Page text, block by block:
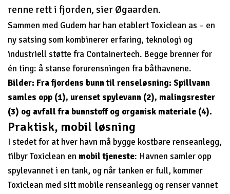
renne rett i fjorden, sier Øgaarden.
Sammen med Gudem har han etablert Toxiclean as – en
ny satsing som kombinerer erfaring, teknologi og
industriell støtte fra Containertech. Begge brenner for
én ting: å stanse forurensningen fra båthavnene.
Bilder: Fra fjordens bunn til renseløsning: Spillvann
samles opp (1), urenset spylevann (2), malingsrester
(3) og avfall fra bunnstoff og organisk materiale (4).
Praktisk, mobil løsning
I stedet for at hver havn må bygge kostbare renseanlegg,
tilbyr Toxiclean en mobil tjeneste: Havnen samler opp
spylevannet i en tank, og når tanken er full, kommer
Toxiclean med sitt mobile renseanlegg og renser vannet